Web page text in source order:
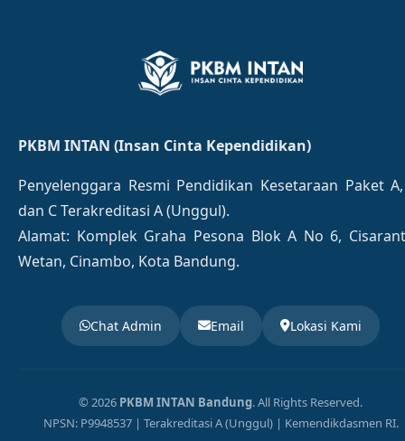
PKBM INTAN (Insan Cinta Kependidikan)
Penyelenggara Resmi Pendidikan Kesetaraan Paket
dan C Terakreditasi A (Unggul).
Alamat: Komplek Graha Pesona Blok A No 6,
Wetan, Cinambo, Kota Bandung.
Chat Admin Email Lokasi Kami
© 2026 PKBM INTAN Bandung. All Rights Reserved.
NPSN: P9948537 | Terakreditasi A (Unggul) | Kemendikdasmen RI.